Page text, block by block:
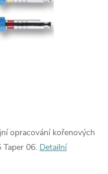
opracování kořenových
06. Detailní